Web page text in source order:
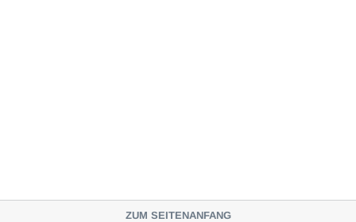
ZUM SEITENANFANG